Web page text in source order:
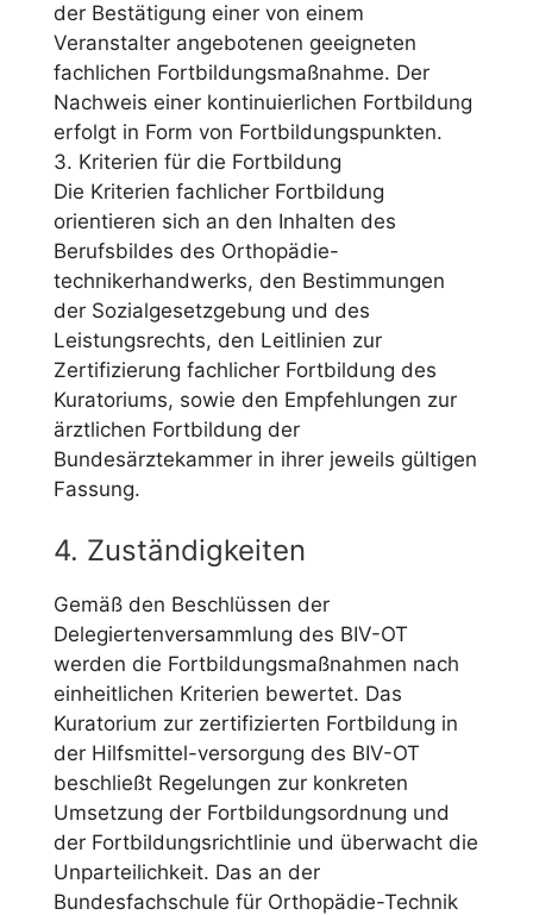
der Bestätigung einer von einem
Veranstalter angebotenen geeigneten
fachlichen Fortbildungsmaßnahme. Der
Nachweis einer kontinuierlichen Fortbildung
erfolgt in Form von Fortbildungspunkten.
3. Kriterien für die Fortbildung
Die Kriterien fachlicher Fortbildung
orientieren sich an den Inhalten des
Berufsbildes des Orthopädie-
technikerhandwerks, den Bestimmungen
der Sozialgesetzgebung und des
Leistungsrechts, den Leitlinien zur
Zertifizierung fachlicher Fortbildung des
Kuratoriums, sowie den Empfehlungen zur
ärztlichen Fortbildung der
Bundesärztekammer in ihrer jeweils gültigen
Fassung.
4. Zuständigkeiten
Gemäß den Beschlüssen der
Delegiertenversammlung des BIV-OT
werden die Fortbildungsmaßnahmen nach
einheitlichen Kriterien bewertet. Das
Kuratorium zur zertifizierten Fortbildung in
der Hilfsmittel-versorgung des BIV-OT
beschließt Regelungen zur konkreten
Umsetzung der Fortbildungsordnung und
der Fortbildungsrichtlinie und überwacht die
Unparteilichkeit. Das an der
Bundesfachschule für Orthopädie-Technik